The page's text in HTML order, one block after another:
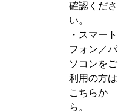
確認くださ
い。
・スマート
フォン／パ
ソコンをご
利用の方は
こちらか
ら。